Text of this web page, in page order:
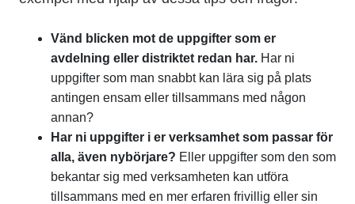
Vänd blicken mot de uppgifter som er
avdelning eller distriktet redan har. Har ni
uppgifter som man snabbt kan lära sig på plats
antingen ensam eller tillsammans med någon
annan?
Har ni uppgifter i er verksamhet som passar för
alla, även nybörjare? Eller uppgifter som den som
bekantar sig med verksamheten kan utföra
tillsammans med en mer erfaren frivillig eller sin